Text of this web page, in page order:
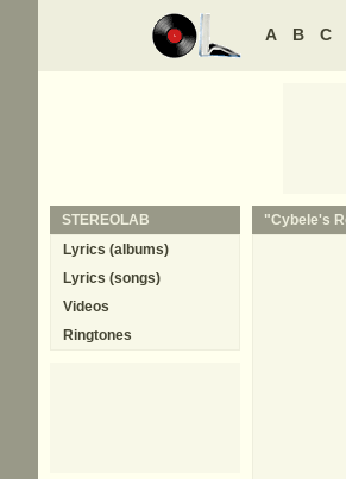
A B C
"Cybele's
STEREOLAB
Lyrics (albums)
Lyrics (songs)
Videos
Ringtones